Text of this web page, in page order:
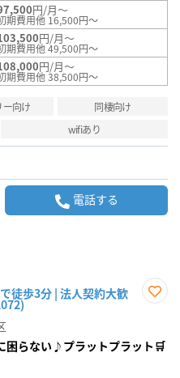
円/月～
期費用他 16,500円～
円/月～
期費用他 49,500円～
円/月～
期費用他 38,500円～
ー向け
同棲向け
wifiあり
電話する
徒歩3分 | 法人契約大歓
録
困らない♪プラットプラット🛒